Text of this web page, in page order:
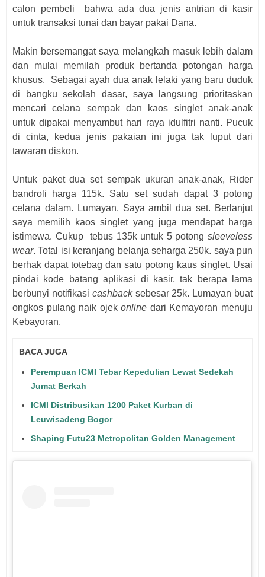
calon pembeli
bahwa ada dua jenis antrian di kasir
untuk transaksi tunai dan bayar pakai Dana.
Makin bersemangat saya melangkah masuk lebih dalam
dan mulai memilah produk bertanda potongan harga
khusus.
Sebagai ayah dua anak lelaki yang baru duduk
di bangku sekolah dasar, saya langsung prioritaskan
mencari celana sempak dan kaos singlet anak-anak
untuk dipakai menyambut hari raya idulfitri nanti. Pucuk
di cinta, kedua jenis pakaian ini juga tak luput dari
tawaran diskon.
Untuk paket dua set sempak ukuran anak-anak, Rider
bandroli harga 115k. Satu set sudah dapat 3 potong
celana dalam. Lumayan. Saya ambil dua set. Berlanjut
saya memilih kaos singlet yang juga mendapat harga
istimewa. Cukup
tebus 135k untuk 5 potong sleeveless
wear. Total isi keranjang belanja seharga 250k. saya pun
berhak dapat totebag dan satu potong kaus singlet. Usai
pindai kode batang aplikasi di kasir, tak berapa lama
berbunyi notifikasi cashbacksebesar 25k. Lumayan buat
ongkos pulang naik ojekonline dari Kemayoran menuju
Kebayoran.
BACA JUGA
Perempuan ICMI Tebar Kepedulian Lewat Sedekah
Jumat Berkah
ICMI Distribusikan 1200 Paket Kurban di
Leuwisadeng Bogor
Shaping Futu23 Metropolitan Golden Management